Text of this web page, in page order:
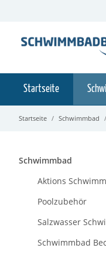
Startseite
Startseite Schwimmbad
Schwimmbad
Aktions
Poolzubehör
Salzwasser
Schwimmbad